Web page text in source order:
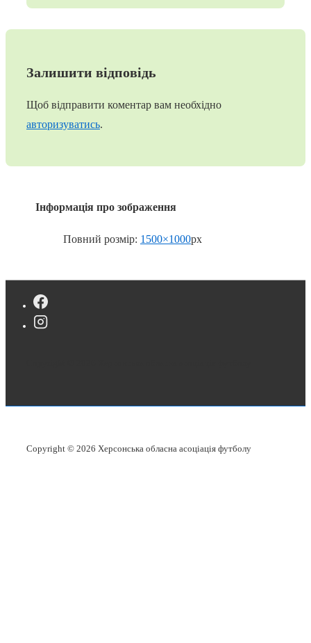
Залишити відповідь
Щоб відправити коментар вам необхідно
авторизуватись.
Інформація про зображення
Повний розмір: 1500×1000px
Copyright © 2026 Херсонська обласна асоціація футболу